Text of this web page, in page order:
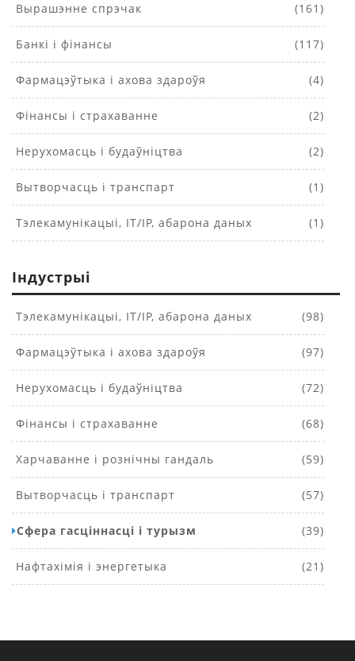
Вырашэнне спрэчак (161)
Банкі і фінансы (117)
Фармацэўтыка і ахова здароўя (4)
Фінансы і страхаванне (2)
Нерухомасць і будаўніцтва (2)
Вытворчасць і транспарт (1)
Тэлекамунікацыі, IT/IP, абарона даных (1)
Індустрыі
Тэлекамунікацыі, IT/IP, абарона даных (98)
Фармацэўтыка і ахова здароўя (97)
Нерухомасць і будаўніцтва (72)
Фінансы і страхаванне (68)
Харчаванне і рознічны гандаль (59)
Вытворчасць і транспарт (57)
Сфера гасціннасці і турызм (39)
Нафтахімія і энергетыка (21)